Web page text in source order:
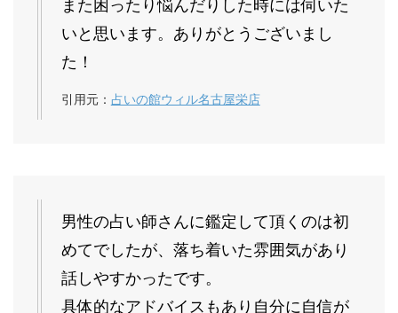
また困ったり悩んだりした時には伺いた
いと思います。ありがとうございまし
た！
引用元： 占いの館ウィル名古屋栄店
男性の占い師さんに鑑定して頂くのは初
めてでしたが、落ち着いた雰囲気があり
話しやすかったです。
具体的なアドバイスもあり自分に自信が